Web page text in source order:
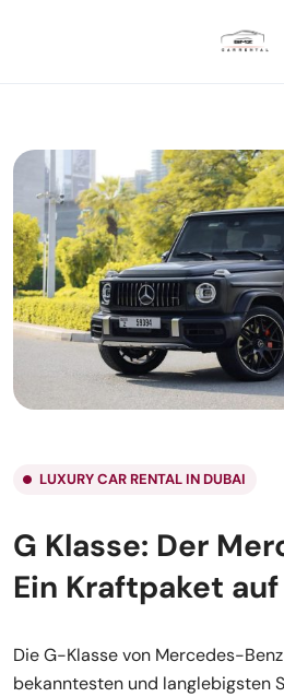
LUXURY CAR RENTAL IN DUBAI
G Klasse: Der
Ein Kraftpaket
Die G-Klasse von Mercedes-
bekanntesten und langlebigsten